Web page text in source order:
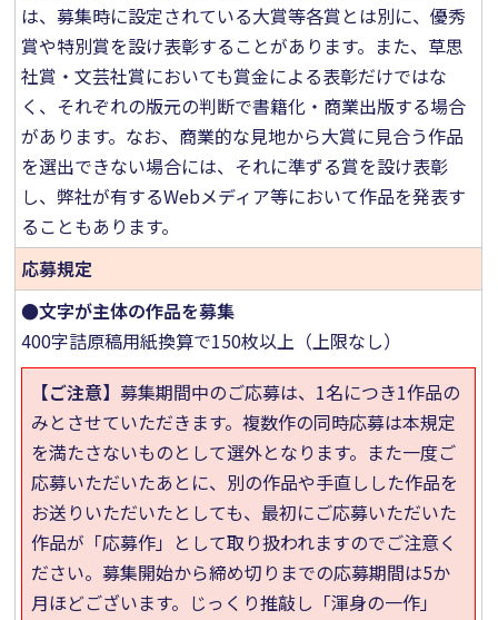
は、募集時に設定されている大賞等各賞とは別に、優秀
賞や特別賞を設け表彰することがあります。また、草思
社賞・文芸社賞においても賞金による表彰だけではな
く、それぞれの版元の判断で書籍化・商業出版する場合
があります。なお、商業的な見地から大賞に見合う作品
を選出できない場合には、それに準ずる賞を設け表彰
し、弊社が有するWebメディア等において作品を発表す
ることもあります。
応募規定
●文字が主体の作品を募集
400字詰原稿用紙換算で150枚以上（上限なし）
【ご注意】募集期間中のご応募は、1名につき1作品の
みとさせていただきます。複数作の同時応募は本規定
を満たさないものとして選外となります。また一度ご
応募いただいたあとに、別の作品や手直しした作品を
お送りいただいたとしても、最初にご応募いただいた
作品が「応募作」として取り扱われますのでご注意く
ださい。募集開始から締め切りまでの応募期間は5か
月ほどございます。じっくり推敲し「渾身の一作」